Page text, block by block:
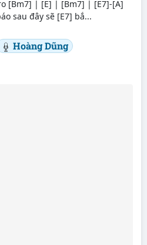
[Bm7] | [E] | [Bm7] | [E7]-[A]
sau đây sẽ [E7] bắ...
Hoàng Dũng